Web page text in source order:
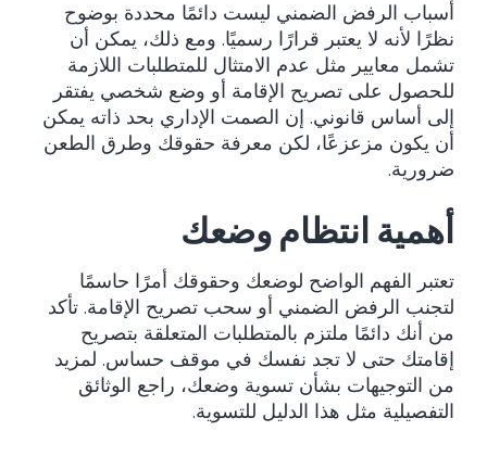
أسباب الرفض الضمني ليست دائمًا محددة بوضوح
نظرًا لأنه لا يعتبر قرارًا رسميًا. ومع ذلك، يمكن أن
تشمل معايير مثل عدم الامتثال للمتطلبات اللازمة
للحصول على تصريح الإقامة أو وضع شخصي يفتقر
إلى أساس قانوني. إن الصمت الإداري بحد ذاته يمكن
أن يكون مزعزعًا، لكن معرفة حقوقك وطرق الطعن
ضرورية.
أهمية انتظام وضعك
تعتبر الفهم الواضح لوضعك وحقوقك أمرًا حاسمًا
لتجنب الرفض الضمني أو سحب تصريح الإقامة. تأكد
من أنك دائمًا ملتزم بالمتطلبات المتعلقة بتصريح
إقامتك حتى لا تجد نفسك في موقف حساس. لمزيد
من التوجيهات بشأن تسوية وضعك، راجع الوثائق
التفصيلية مثل هذا الدليل للتسوية.